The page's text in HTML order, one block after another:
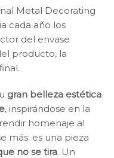
Metal Decorating
cada año los
del envase
producto, la
gran belleza estética
, inspirándose en la
homenaje al
más: es una pieza
no se tira. Un